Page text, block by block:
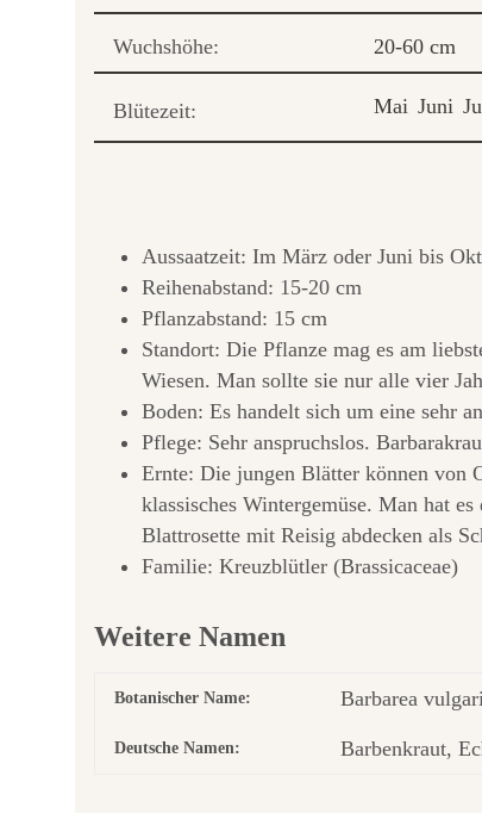
Wuchshöhe: 20-60 cm
Blütezeit: Mai Juni
Aussaatzeit: Im März oder Juni bis
Reihenabstand: 15-20 cm
Pflanzabstand: 15 cm
Standort: Die Pflanze mag es am
Wiesen. Man sollte sie nur alle vier
Boden: Es handelt sich um eine sehr
Pflege: Sehr anspruchslos.
Ernte: Die jungen Blätter können von
klassisches Wintergemüse. Man hat
Blattrosette mit Reisig abdecken als
Familie: Kreuzblütler (Brassicaceae)
Weitere Namen
Botanischer Name: Barbarea
Deutsche Namen: Barbenkraut,